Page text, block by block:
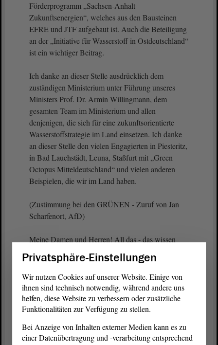
Förderprogramm „Sachsen-Anhalt
Zukunftsenergien“, welches aus den Bausteinen
EFRE und JTF aufgebaut ist. Auch die Beteiligung
an der „Initiative für Wasserstoff in Ostdeutschland“
ist ein wichtiger Beitrag.
Ich danke an dieser Stelle ausdrücklich dem
zuständigen Ministerium unter Führung unseres
Ministers Prof. Dr. Armin Willingmann, dem
gesamten Team im Ministerium und allen
denjenigen, die sich für eine zukunftsorientierte
Wasserstoffstrategie im Land einsetzen. Ich danke
an dieser Stelle den vielen Engagierten in Piesteritz,
in Bad Lauchstädt, Leuna, Staßfurt mit „Green
Octopus Mitteldeutschland“ und vielen anderen
Beispielen, die wir im Land haben.
(Zustimmung bei den GRÜNEN - Zuruf von Jan
Scharfenort, AfD)
Meine Damen und Herren! All das - das wissen
nicht in einem abgeschotteten Raum, sondern in
einer Umwelt statt, die durch den
menschengemachten Klimawandel in starker
Veränderung ist.
Klimawandel!)
Privatsphäre-Einstellungen
Wir nutzen Cookies auf unserer Website. Einige von
ihnen sind technisch notwendig, während andere uns
helfen, diese Website zu verbessern oder zusätzliche
Funktionalitäten zur Verfügung zu stellen.
Bei Anzeige von Inhalten externer Medien kann es zu
einer Datenübertragung und -verarbeitung entsprechend